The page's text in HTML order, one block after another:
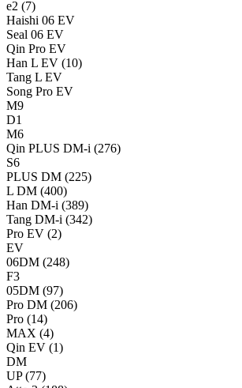
e2 (7)
Haishi 06 EV
Seal 06 EV
Qin Pro EV
Han L EV (10)
Tang L EV
Song Pro EV
M9
D1
M6
Qin PLUS DM-i (276)
S6
PLUS DM (225)
L DM (400)
Han DM-i (389)
Tang DM-i (342)
Pro EV (2)
EV
06DM (248)
F3
05DM (97)
Pro DM (206)
Pro (14)
MAX (4)
Qin EV (1)
DM
UP(77)